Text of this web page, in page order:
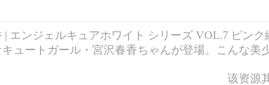
| エンジェルキュアホワイト シリーズ VOL.7 ピ
ュートガール・宮沢春香ちゃんが登場。こんな
该资源